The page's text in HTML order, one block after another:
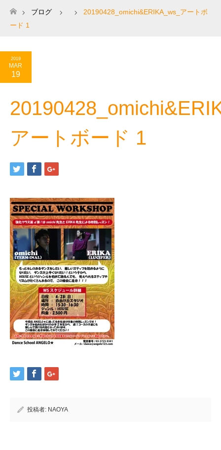
ホーム
ブログ
20190428_omichi&ERIKA_ws_アートボ
ード 1
2019
MAR
19
アートボード 1
投稿者: NAOYA